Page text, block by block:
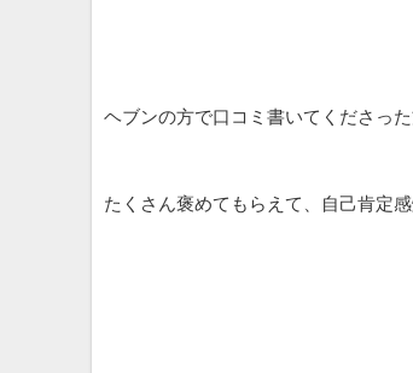
ヘブンの方で口コミ書いてくださっ
たくさん褒めてもらえて、自己肯定